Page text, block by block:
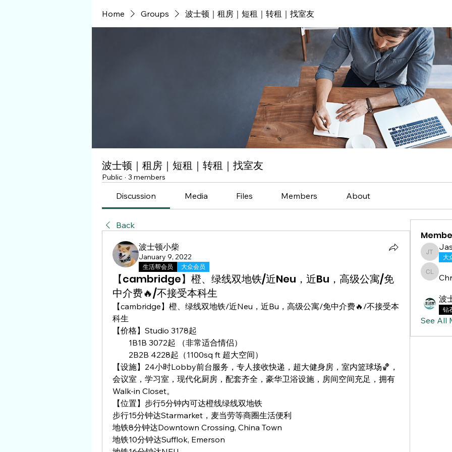
Home Groups 波士顿｜租房｜短租｜转租｜找室友
波士顿｜租房｜短租｜转租｜找室友
Public · 3 members
Discussion Media Files Members About
Back
波士顿小柴
January 9, 2022
生活帮会员 大众会员
【cambridge】橙、绿线双地铁/近Neu，近Bu，高级公寓/免
中介费🔥/不接受本科生
【cambridge】橙、绿线双地铁/近Neu，近Bu，高级公寓/免中介费🔥/不接受本
科生
【价格】Studio 3178起
        1B1B 3072起 （非常适合情侣）
        2B2B 4228起（1100sq ft 超大空间）
【设施】24小时Lobby前台服务，专人接收快递，超大健身房，室内篮球场🏀，
会议室，学习室，现代化厨房，配套齐全，豪华卫浴设施，房间空间充足，拥有
Walk-in Closet。
【位置】步行5分钟内可达橙线绿线双地铁
步行15分钟达Starmarket，麦当劳等商圈生活便利
地铁8分钟达Downtown Crossing, China Town
地铁10分钟达Sufflok, Emerson
大
Chris
波
钻
See All